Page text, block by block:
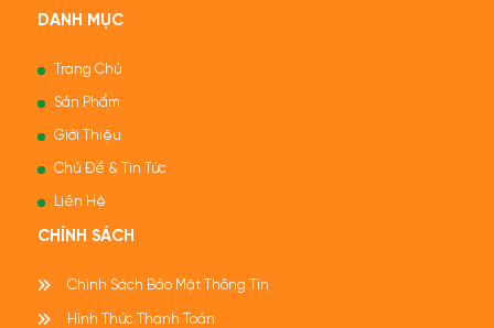
DANH MỤC
Trang Chủ
Sản Phẩm
Giới Thiệu
Chủ Đề & Tin Tức
Liên Hệ
CHÍNH SÁCH
Chính Sách Bảo Mật Thông Tin
Hình Thức Thanh Toán